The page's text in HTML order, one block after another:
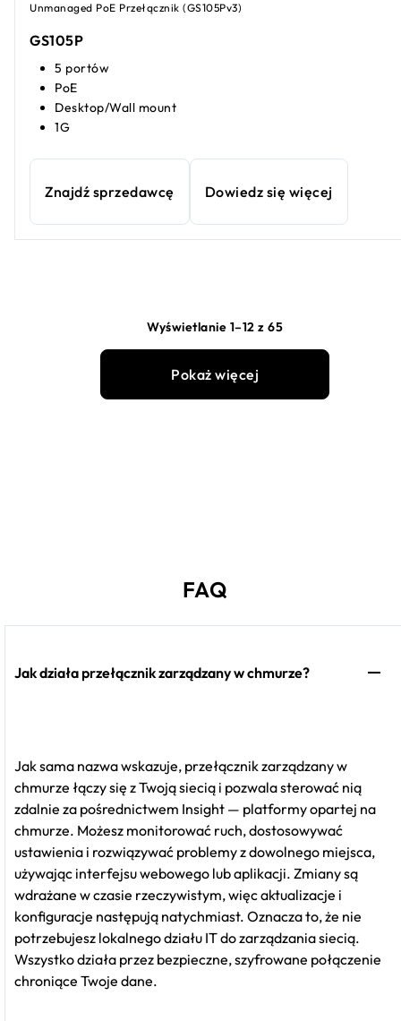
Unmanaged PoE Przełącznik (GS105Pv3)
GS105P
5 portów
PoE
Desktop/Wall mount
1G
Znajdź sprzedawcę Dowiedz się więcej
Wyświetlanie 1–12 z 65
Pokaż więcej
FAQ
Jak działa przełącznik zarządzany w chmurze?
Jak sama nazwa wskazuje, przełącznik zarządzany w
chmurze łączy się z Twoją siecią i pozwala sterować nią
zdalnie za pośrednictwem Insight — platformy opartej na
chmurze. Możesz monitorować ruch, dostosowywać
ustawienia i rozwiązywać problemy z dowolnego miejsca,
używając interfejsu webowego lub aplikacji. Zmiany są
wdrażane w czasie rzeczywistym, więc aktualizacje i
konfiguracje następują natychmiast. Oznacza to, że nie
potrzebujesz lokalnego działu IT do zarządzania siecią.
Wszystko działa przez bezpieczne, szyfrowane połączenie
chroniące Twoje dane.